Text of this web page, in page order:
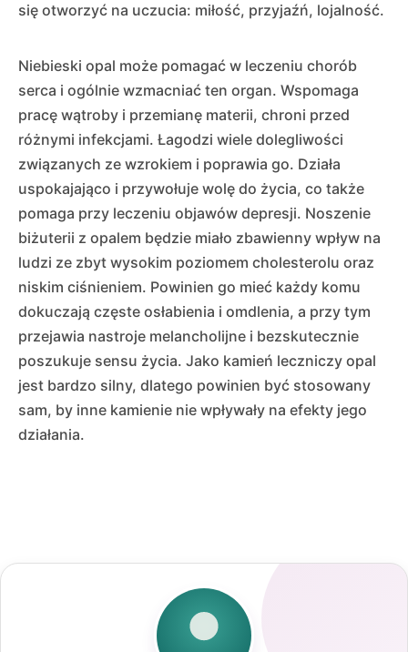
się otworzyć na uczucia: miłość, przyjaźń, lojalność.
Niebieski opal może pomagać w leczeniu chorób
serca i ogólnie wzmacniać ten organ. Wspomaga
pracę wątroby i przemianę materii, chroni przed
różnymi infekcjami. Łagodzi wiele dolegliwości
związanych ze wzrokiem i poprawia go. Działa
uspokajająco i przywołuje wolę do życia, co także
pomaga przy leczeniu objawów depresji. Noszenie
biżuterii z opalem będzie miało zbawienny wpływ na
ludzi ze zbyt wysokim poziomem cholesterolu oraz
niskim ciśnieniem. Powinien go mieć każdy komu
dokuczają częste osłabienia i omdlenia, a przy tym
przejawia nastroje melancholijne i bezskutecznie
poszukuje sensu życia. Jako kamień leczniczy opal
jest bardzo silny, dlatego powinien być stosowany
sam, by inne kamienie nie wpływały na efekty jego
działania.